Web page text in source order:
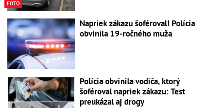
FOTO
Napriek zákazu šoféroval! Polícia
obvinila 19-ročného muža
Polícia obvinila vodiča, ktorý
šoféroval napriek zákazu: Test
preukázal aj drogy